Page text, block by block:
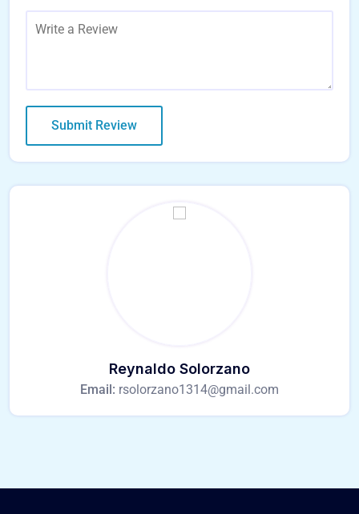
Reynaldo Solorzano
Email: rsolorzano1314@gmail.com